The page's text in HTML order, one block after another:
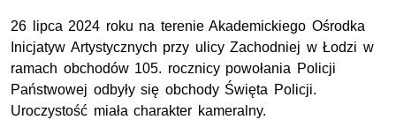
26 lipca 2024 roku na terenie Akademickiego Ośrodka
Inicjatyw Artystycznych przy ulicy Zachodniej w Łodzi w
ramach obchodów 105. rocznicy powołania Policji
Państwowej odbyły się obchody Święta Policji.
Uroczystość miała charakter kameralny.